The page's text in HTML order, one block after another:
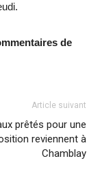
de
Article suivant
prêtés pour une
reviennent à
Chamblay